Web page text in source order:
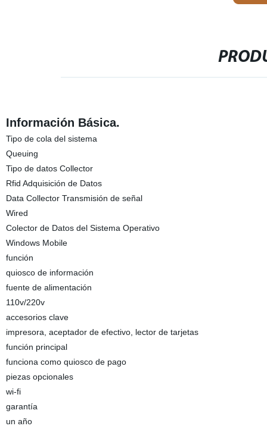
Información Básica.
Tipo de cola del sistema
Queuing
Tipo de datos Collector
Rfid Adquisición de Datos
Data Collector Transmisión de señal
Wired
Colector de Datos del Sistema Operativo
Windows Mobile
función
quiosco de información
fuente de alimentación
110v/220v
accesorios clave
impresora, aceptador de efectivo, lector de tarjetas
función principal
funciona como quiosco de pago
piezas opcionales
wi-fi
garantía
un año